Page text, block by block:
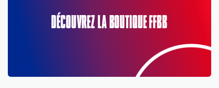
DÉCOUVREZ LA BOUTIQUE FFBB